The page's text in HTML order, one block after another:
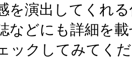
を演出してくれ
などにも詳細を
ックしてみてく